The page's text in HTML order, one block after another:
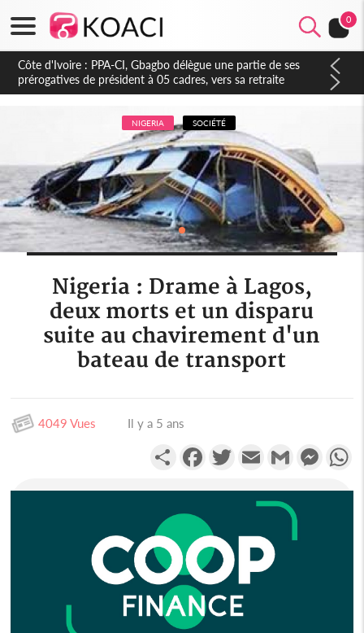
0
Mali : Le JNIM revendique l'attaque d'une caserne à San, au
moins 10 militaires tués
NIGERIA SOCIÉTÉ
Nigeria : Drame à Lagos,
deux morts et un disparu
suite au chavirement d'un
bateau de transport
4049 Vues Il y a 5 ans
PartagerFacebookTwitterEmail Gmail